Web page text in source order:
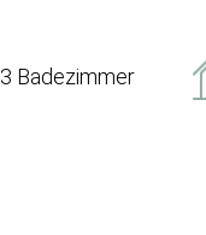
3 Badezimmer